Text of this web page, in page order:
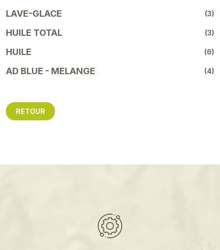
LAVE-GLACE (3)
HUILE TOTAL (3)
HUILE (6)
AD BLUE - MELANGE (4)
RETOUR